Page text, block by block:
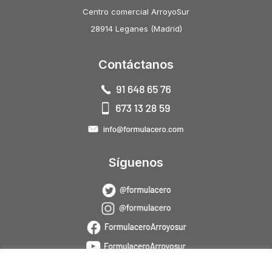
Centro comercial ArroyoSur
28914 Leganes (Madrid)
Contáctanos
Síguenos